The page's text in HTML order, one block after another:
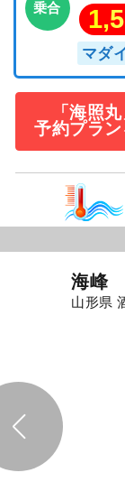
乗合
マダ
「海照
予約プラ
海峰
山形県